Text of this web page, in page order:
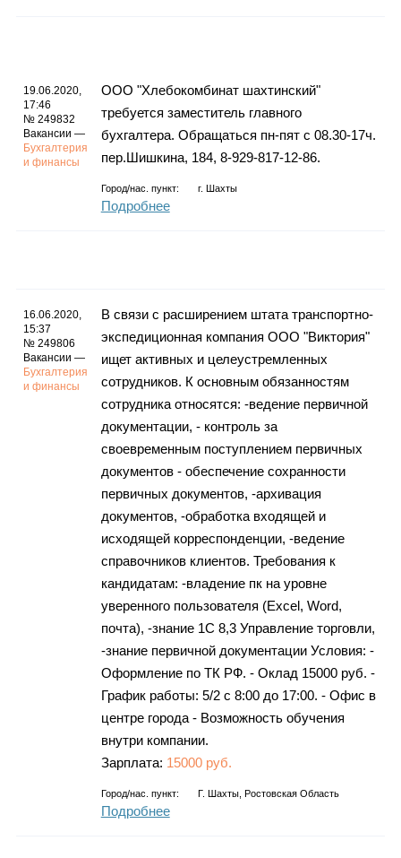
19.06.2020,
17:46
№ 249832
Вакансии —
Бухгалтерия
и финансы
ООО "Хлебокомбинат шахтинский"
требуется заместитель главного
бухгалтера. Обращаться пн-пят с 08.30-17ч.
пер.Шишкина, 184, 8-929-817-12-86.
Город/нас. пункт: г. Шахты
Подробнее
16.06.2020,
15:37
№ 249806
Вакансии —
Бухгалтерия
и финансы
В связи с расширением штата транспортно-
экспедиционная компания ООО "Виктория"
ищет активных и целеустремленных
сотрудников. К основным обязанностям
сотрудника относятся: -ведение первичной
документации, - контроль за
своевременным поступлением первичных
документов - обеспечение сохранности
первичных документов, -архивация
документов, -обработка входящей и
исходящей корреспонденции, -ведение
справочников клиентов. Требования к
кандидатам: -владение пк на уровне
уверенного пользователя (Excel, Word,
почта), -знание 1С 8,3 Управление торговли,
-знание первичной документации Условия: -
Оформление по ТК РФ. - Оклад 15000 руб. -
График работы: 5/2 с 8:00 до 17:00. - Офис в
центре города - Возможность обучения
внутри компании.
Зарплата: 15000 руб.
Город/нас. пункт: Г. Шахты, Ростовская Область
Подробнее